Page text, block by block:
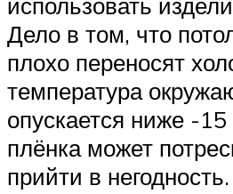
Дело в том, что
плохо переносят
температура
опускается ниже -15
плёнка может
прийти в